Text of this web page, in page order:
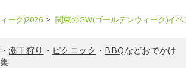
ーク)2026 関東のGW(ゴールデンウィーク)イ
・ 潮干狩り ・ ピクニック ・ BBQなどおでかけ